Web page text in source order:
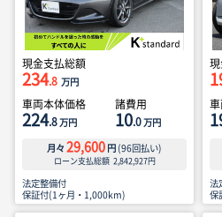
現金支払総額
234.8 万円
車両本体価格
224.8万円
諸費用
10.0万円
月々 29,600 円 (96回払い)
ローン支払総額 2,842,927円
法定整備付
保証付(1ヶ月・1,000km)
法
保